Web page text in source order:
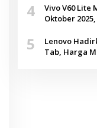
4
Vivo V60 Lite
Oktober
5
Lenovo
Tab, Harga